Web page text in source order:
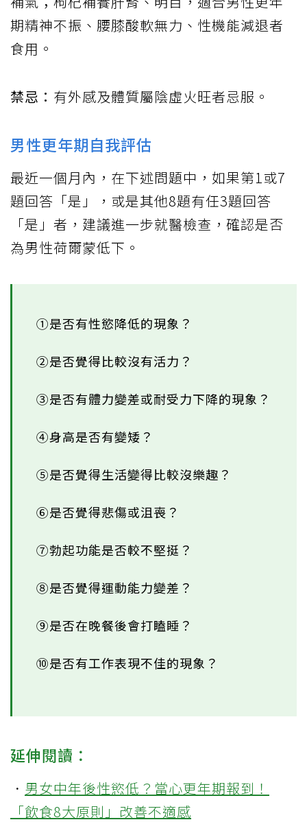
期精神不振、腰膝酸軟無力、性機能減退者
食用。
禁忌： 有外感及體質屬陰虛火旺者忌服。
男性更年期自我評估
最近一個月內，在下述問題中，如果第1或7
題回答「是」，或是其他8題有任3題回答
「是」者，建議進一步就醫檢查，確認是否
為男性荷爾蒙低下。
①是否有性慾降低的現象？
②是否覺得比較沒有活力？
③是否有體力變差或耐受力下降的現象？
④身高是否有變矮？
⑤是否覺得生活變得比較沒樂趣？
⑥是否覺得悲傷或沮喪？
⑦勃起功能是否較不堅挺？
⑧是否覺得運動能力變差？
⑨是否在晚餐後會打瞌睡？
⑩是否有工作表現不佳的現象？
延伸閱讀：
． 男女中年後性慾低？當心更年期報到！
「飲食8大原則」改善不適感